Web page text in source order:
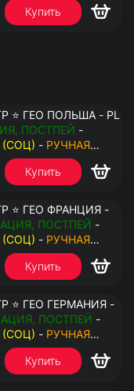
Купить
⭐ ГЕО ПОЛЬША - PL
ПОСТПЕЙ -
- РУЧНАЯ
- КУКИ - ВАТ
Купить
⭐ ГЕО ФРАНЦИЯ -
ПОСТПЕЙ -
- РУЧНАЯ
- КУКИ - ВАТ
Купить
⭐ ГЕО ГЕРМАНИЯ -
ПОСТПЕЙ -
- РУЧНАЯ
- КУКИ - ВАТ
Купить